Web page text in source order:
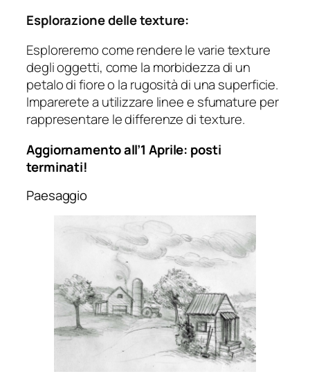
Esplorazione delle texture:
Esploreremo come rendere le varie texture
degli oggetti, come la morbidezza di un
petalo di fiore o la rugosità di una superficie.
Imparerete a utilizzare linee e sfumature per
rappresentare le differenze di texture.
Aggiornamento all’1 Aprile: posti
terminati!
Paesaggio